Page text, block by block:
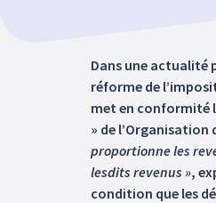
Dans une actualité
réforme de
met en conformité
» de
proportionne les
lesdits revenus »,
condition que les